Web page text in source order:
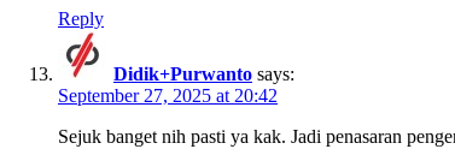
Reply
Didik+Purwanto says:
September 27, 2025 at 20:42
Sejuk banget nih pasti ya kak. Jadi penasaran